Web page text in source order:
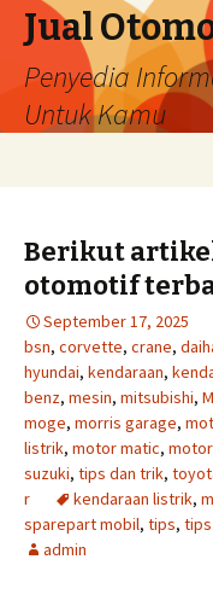
Jual
Penyedia
Untuk Kamu
Berikut
otomotif
September 17, 2025
bsn, corvette, crane,
hyundai, kendaraan,
benz, mesin, mitsubishi,
moge, morris garage,
listrik, motor matic,
suzuki, tips dan trik,
r
kendaraan listrik,
sparepart mobil, tips,
admin